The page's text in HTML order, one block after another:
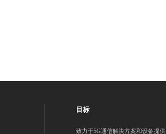
目标
致力于5G通信解决方案和设备提供